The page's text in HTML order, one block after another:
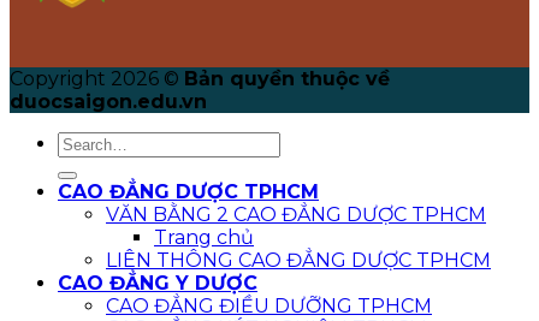
Copyright 2026 © Bản quyền thuộc về
duocsaigon.edu.vn
CAO ĐẲNG DƯỢC TPHCM
VĂN BẰNG 2 CAO ĐẲNG DƯỢC TPHCM
Trang chủ
LIÊN THÔNG CAO ĐẲNG DƯỢC TPHCM
CAO ĐẲNG Y DƯỢC
CAO ĐẲNG ĐIỀU DƯỠNG TPHCM